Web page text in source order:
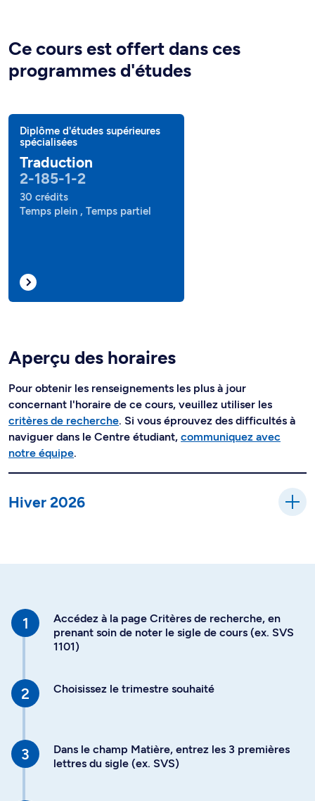
Ce cours est offert dans ces
programmes d'études
Diplôme d'études supérieures
spécialisées
Traduction
2-185-1-2
30 crédits
Temps plein , Temps partiel
Aperçu des horaires
Pour obtenir les renseignements les plus à jour
concernant l'horaire de ce cours, veuillez utiliser les
critères de recherche. Si vous éprouvez des difficultés à
naviguer dans le Centre étudiant, communiquez avec
notre équipe.
Hiver 2026
Accédez à la page Critères de recherche, en
prenant soin de noter le sigle de cours (ex. SVS
1101)
Choisissez le trimestre souhaité
Dans le champ Matière, entrez les 3 premières
lettres du sigle (ex. SVS)